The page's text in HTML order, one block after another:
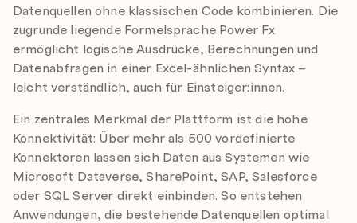
Datenquellen ohne klassischen Code kombinieren. Die
zugrunde liegende Formelsprache Power Fx
ermöglicht logische Ausdrücke, Berechnungen und
Datenabfragen in einer Excel-ähnlichen Syntax –
leicht verständlich, auch für Einsteiger:innen.
Ein zentrales Merkmal der Plattform ist die hohe
Konnektivität: Über mehr als 500 vordefinierte
Konnektoren lassen sich Daten aus Systemen wie
Microsoft Dataverse, SharePoint, SAP, Salesforce
oder SQL Server direkt einbinden. So entstehen
Anwendungen, die bestehende Datenquellen optimal